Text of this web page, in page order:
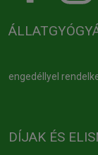
engedéllyel
DÍJAK ÉS